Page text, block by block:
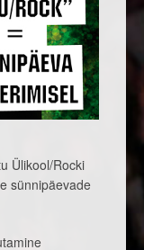
Ülikool/Rocki
sünnipäevade